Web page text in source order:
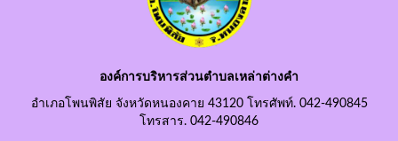
องค์การบริหารส่วนตำบลเหล่าต่างคำ
อำเภอโพนพิสัย จังหวัดหนองคาย 43120 โทรศัพท์. 042-490845
โทรสาร. 042-490846